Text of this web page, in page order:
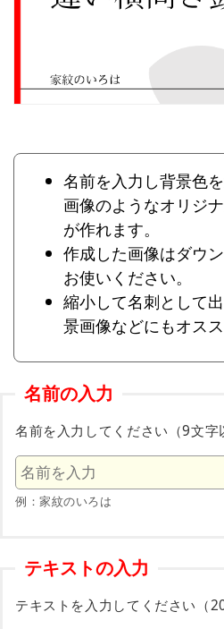
名前を入力し背景色
画像のようなオリジ
が作れます。
作成した画像はダウ
お使いください。
縮小して名刺として
景画像などにもオスス
名前の入力
名前を入力してください（9文字
例：家紋のいろは
テキストの入力
テキストを入力してください（